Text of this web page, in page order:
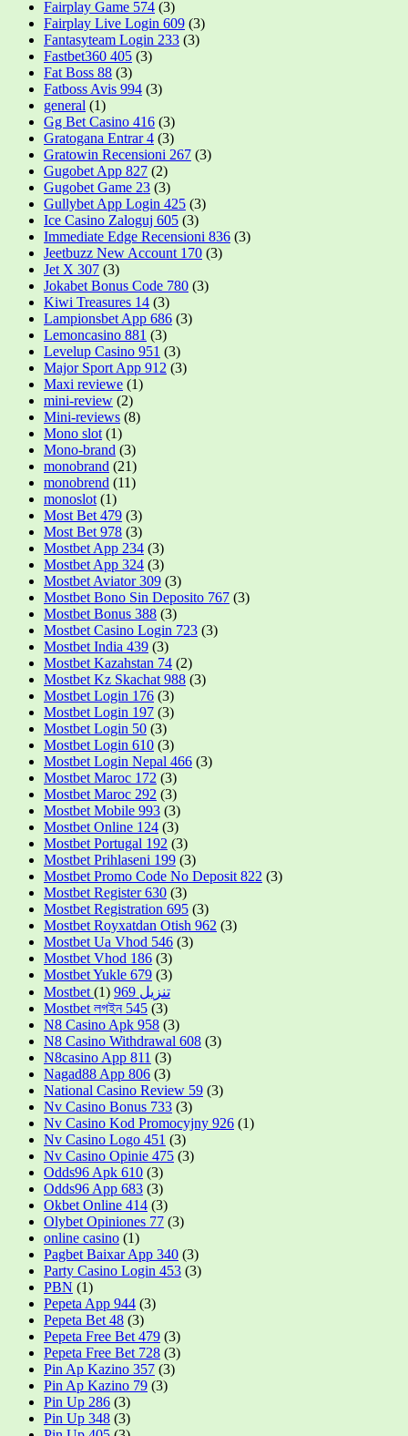
Fairplay Game 574 (3)
Fairplay Live Login 609 (3)
Fantasyteam Login 233 (3)
Fastbet360 405 (3)
Fat Boss 88 (3)
Fatboss Avis 994 (3)
general (1)
Gg Bet Casino 416 (3)
Gratogana Entrar 4 (3)
Gratowin Recensioni 267 (3)
Gugobet App 827 (2)
Gugobet Game 23 (3)
Gullybet App Login 425 (3)
Ice Casino Zaloguj 605 (3)
Immediate Edge Recensioni 836 (3)
Jeetbuzz New Account 170 (3)
Jet X 307 (3)
Jokabet Bonus Code 780 (3)
Kiwi Treasures 14 (3)
Lampionsbet App 686 (3)
Lemoncasino 881 (3)
Levelup Casino 951 (3)
Major Sport App 912 (3)
Maxi reviewe (1)
mini-review (2)
Mini-reviews (8)
Mono slot (1)
Mono-brand (3)
monobrand (21)
monobrend (11)
monoslot (1)
Most Bet 479 (3)
Most Bet 978 (3)
Mostbet App 234 (3)
Mostbet App 324 (3)
Mostbet Aviator 309 (3)
Mostbet Bono Sin Deposito 767 (3)
Mostbet Bonus 388 (3)
Mostbet Casino Login 723 (3)
Mostbet India 439 (3)
Mostbet Kazahstan 74 (2)
Mostbet Kz Skachat 988 (3)
Mostbet Login 176 (3)
Mostbet Login 197 (3)
Mostbet Login 50 (3)
Mostbet Login 610 (3)
Mostbet Login Nepal 466 (3)
Mostbet Maroc 172 (3)
Mostbet Maroc 292 (3)
Mostbet Mobile 993 (3)
Mostbet Online 124 (3)
Mostbet Portugal 192 (3)
Mostbet Prihlaseni 199 (3)
Mostbet Promo Code No Deposit 822 (3)
Mostbet Register 630 (3)
Mostbet Registration 695 (3)
Mostbet Royxatdan Otish 962 (3)
Mostbet Ua Vhod 546 (3)
Mostbet Vhod 186 (3)
Mostbet Yukle 679 (3)
Mostbet تنزيل 969
(1)
Mostbet লগইন 545 (3)
N8 Casino Apk 958 (3)
N8 Casino Withdrawal 608 (3)
N8casino App 811 (3)
Nagad88 App 806 (3)
National Casino Review 59 (3)
Nv Casino Bonus 733 (3)
Nv Casino Kod Promocyjny 926 (1)
Nv Casino Logo 451 (3)
Nv Casino Opinie 475 (3)
Odds96 Apk 610 (3)
Odds96 App 683 (3)
Okbet Online 414 (3)
Olybet Opiniones 77 (3)
online casino (1)
Pagbet Baixar App 340 (3)
Party Casino Login 453 (3)
PBN (1)
Pepeta App 944 (3)
Pepeta Bet 48 (3)
Pepeta Free Bet 479 (3)
Pepeta Free Bet 728 (3)
Pin Ap Kazino 357 (3)
Pin Ap Kazino 79 (3)
Pin Up 286 (3)
Pin Up 348 (3)